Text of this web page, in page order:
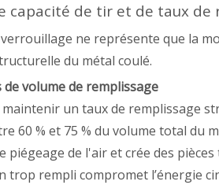
capacité de tir et de taux de
ne représente que la
du métal coulé.
de volume de remplissage
maintenir un taux de remplissage
60 % et 75 % du volume total du
piégeage de l'air et crée des
trop rempli compromet l’énergie